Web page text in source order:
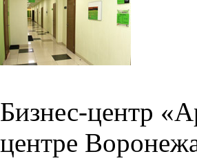
Бизнес-центр
центре